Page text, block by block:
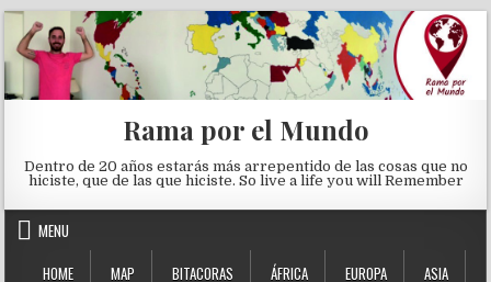
Skip to content
Rama por el Mundo
Dentro de 20 años estarás más arrepentido de las cosas que no
hiciste, que de las que hiciste. So live a life you will Remember
MENU
HOME
MAP BITACORAS ÁFRICA EUROPA ASIA